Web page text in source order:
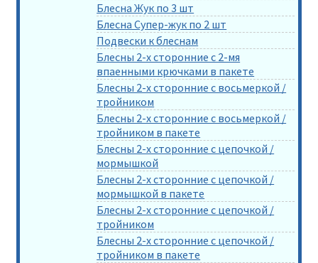
Блесна Жук по 3 шт
Блесна Супер-жук по 2 шт
Подвески к блеснам
Блесны 2-х сторонние с 2-мя
впаенными крючками в пакете
Блесны 2-х сторонние с восьмеркой /
тройником
Блесны 2-х сторонние с восьмеркой /
тройником в пакете
Блесны 2-х сторонние с цепочкой /
мормышкой
Блесны 2-х сторонние с цепочкой /
мормышкой в пакете
Блесны 2-х сторонние с цепочкой /
тройником
Блесны 2-х сторонние с цепочкой /
тройником в пакете